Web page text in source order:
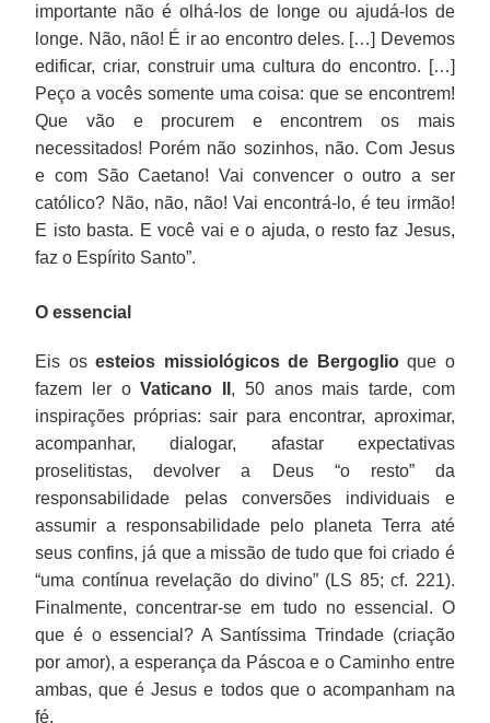
importante não é olhá-los de longe ou ajudá-los de
longe. Não, não! É ir ao encontro deles. […] Devemos
edificar, criar, construir uma cultura do encontro. […]
Peço a vocês somente uma coisa: que se encontrem!
Que vão e procurem e encontrem os mais
necessitados! Porém não sozinhos, não. Com Jesus
e com São Caetano! Vai convencer o outro a ser
católico? Não, não, não! Vai encontrá-lo, é teu irmão!
E isto basta. E você vai e o ajuda, o resto faz Jesus,
faz o Espírito Santo”.
O essencial
Eis osesteios missiológicos de Bergoglioque o
fazem ler oVaticano II , 50 anos mais tarde, com
inspirações próprias: sair para encontrar, aproximar,
acompanhar, dialogar, afastar expectativas
proselitistas, devolver a Deus “o resto” da
responsabilidade pelas conversões individuais e
assumir a responsabilidade pelo planeta Terra até
seus confins, já que a missão de tudo que foi criado é
“uma contínua revelação do divino” (LS 85; cf. 221).
Finalmente, concentrar-se em tudo no essencial. O
que é o essencial? A Santíssima Trindade (criação
por amor), a esperança da Páscoa e o Caminho entre
ambas, que é Jesus e todos que o acompanham na
fé.